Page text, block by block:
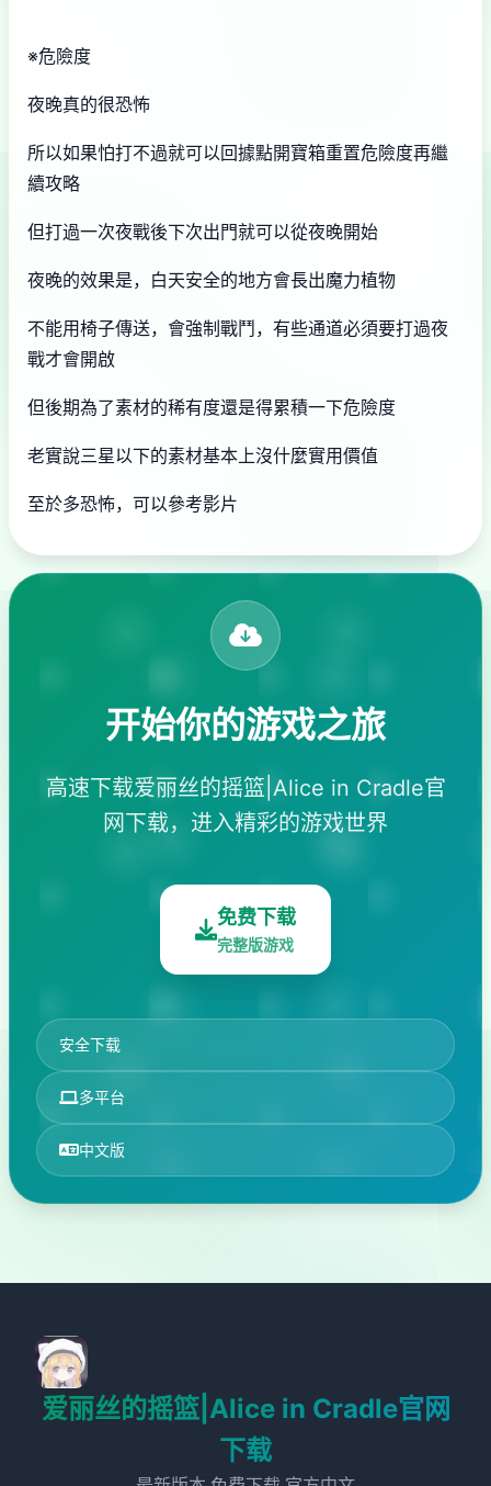
※危險度
夜晚真的很恐怖
所以如果怕打不過就可以回據點開寶箱重置危險度再繼
續攻略
但打過一次夜戰後下次出門就可以從夜晚開始
夜晚的效果是，白天安全的地方會長出魔力植物
不能用椅子傳送，會強制戰鬥，有些通道必須要打過夜
戰才會開啟
但後期為了素材的稀有度還是得累積一下危險度
老實說三星以下的素材基本上沒什麼實用價值
至於多恐怖，可以參考影片
开始你的游戏之旅
高速下载爱丽丝的摇篮|Alice in Cradle官
网下载，进入精彩的游戏世界
免费下载
完整版游戏
安全下载
多平台
中文版
爱丽丝的摇篮|Alice in Cradle官网
下载